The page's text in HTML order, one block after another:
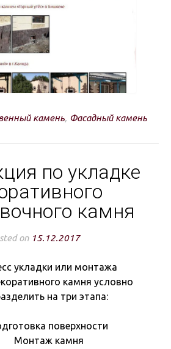
камень, Фасадный камень
по укладке
камня
on 15.12.2017
укладки или монтажа
камня условно
на три этапа:
поверхности
Монтаж камня